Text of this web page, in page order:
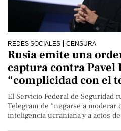
REDES SOCIALES CENSURA
Rusia emite una
captura contra Pavel
“complicidad con el
El Servicio Federal de Seguridad
Telegram de “negarse a moderar
inteligencia ucraniana y a actos